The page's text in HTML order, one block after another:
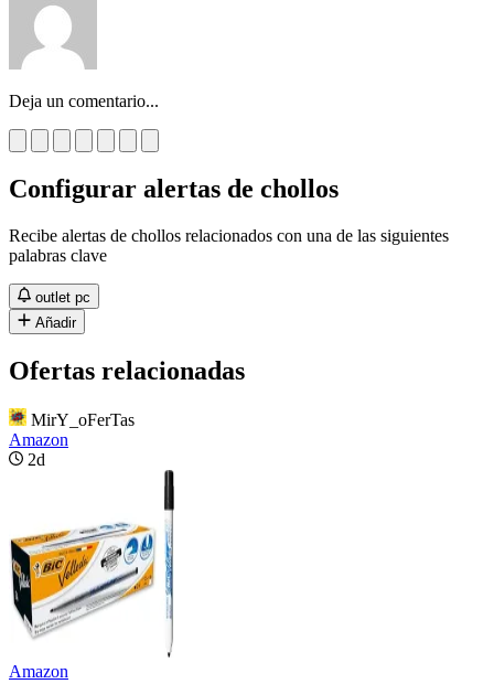
Deja un comentario...
Configurar alertas de chollos
Recibe alertas de chollos relacionados con una de las siguientes
palabras clave
outlet pc
Añadir
Ofertas relacionadas
MirY_oFerTas
Amazon
2d
Amazon